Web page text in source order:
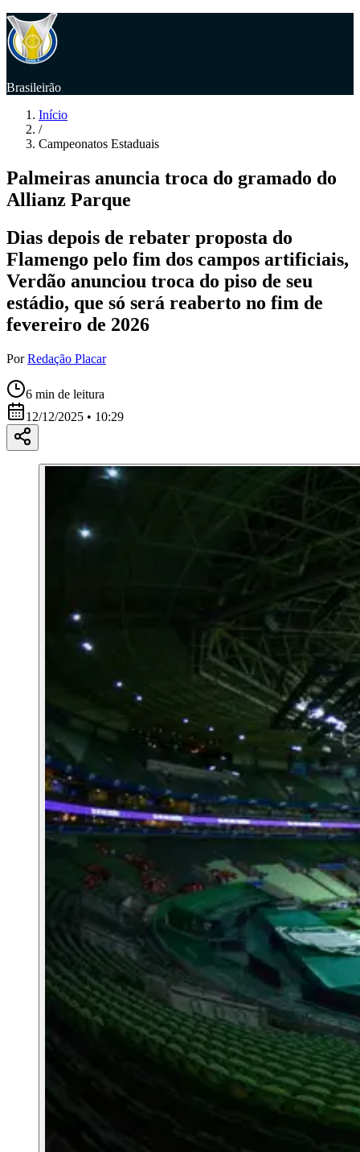
Brasileirão
Início
/
Campeonatos Estaduais
Palmeiras anuncia troca do gramado do
Allianz Parque
Dias depois de rebater proposta do
Flamengo pelo fim dos campos artificiais,
Verdão anunciou troca do piso de seu
estádio, que só será reaberto no fim de
fevereiro de 2026
Por Redação Placar
6 min de leitura
12/12/2025 • 10:29